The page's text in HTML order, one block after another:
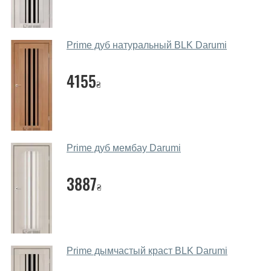
через мессенджеры, онлайн чат или непосредственно
в нашем салоне-магазине.
Какие основные особенности и
преимущества ваших межкомнатных
из евробруса (собственной сушки), который
покрывается МДФ накладками толщиной 20 мм.
Благодаря такой толщине МДФ, вся конструкция
Какие дверные полотна посоветуете?
Наши рекомендации зависят от необходимых
параметров, Вашего бюджета и других факторов.
Подбор дверных полотен ведется индивидуально для
каждого посетителя.
Prime дуб натуральный BLK Darumi
4155₴
Prime дуб мембау Darumi
3887₴
Prime дымчастый краст BLK Darumi